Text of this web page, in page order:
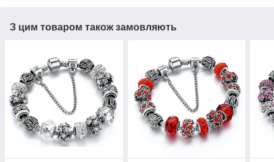
З цим товаром також замовляють